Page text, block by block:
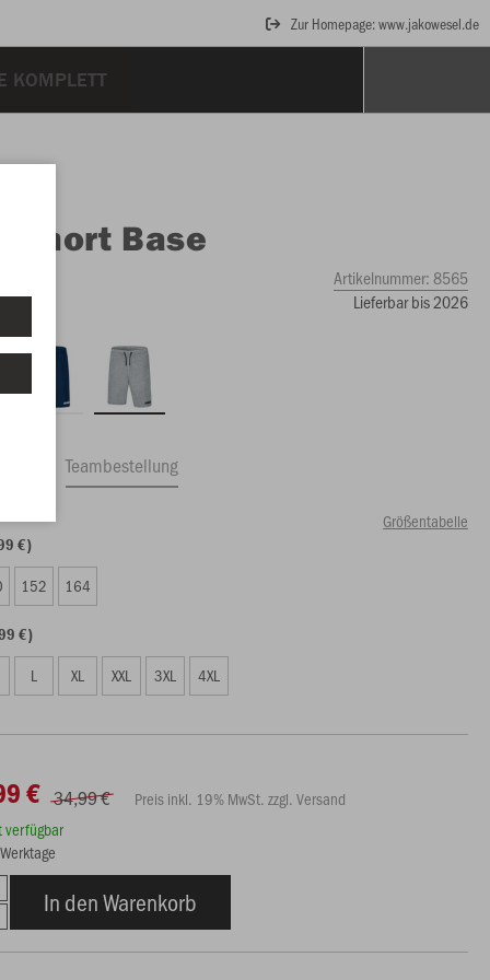
Zur Homepage: www.jakowesel.de
KOMPLETT
Short Base
Artikelnummer:8565
Lieferbar bis 2026
Teambestellung
Größentabelle
€)
152 164
€)
L XL XXL 3XL 4XL
€ 34,99 €
Preis inkl. 19% MwSt. zzgl. Versand
verfügbar
In den Warenkorb